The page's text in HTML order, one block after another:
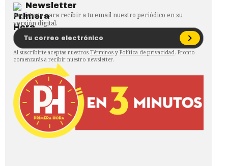
Newsletter
Regístrate para recibir a tu email nuestro periódico en su
versión digital.
Al suscribirte aceptas nuestros Términos y Política de privacidad. Pronto
comenzarás a recibir nuestro newsletter.